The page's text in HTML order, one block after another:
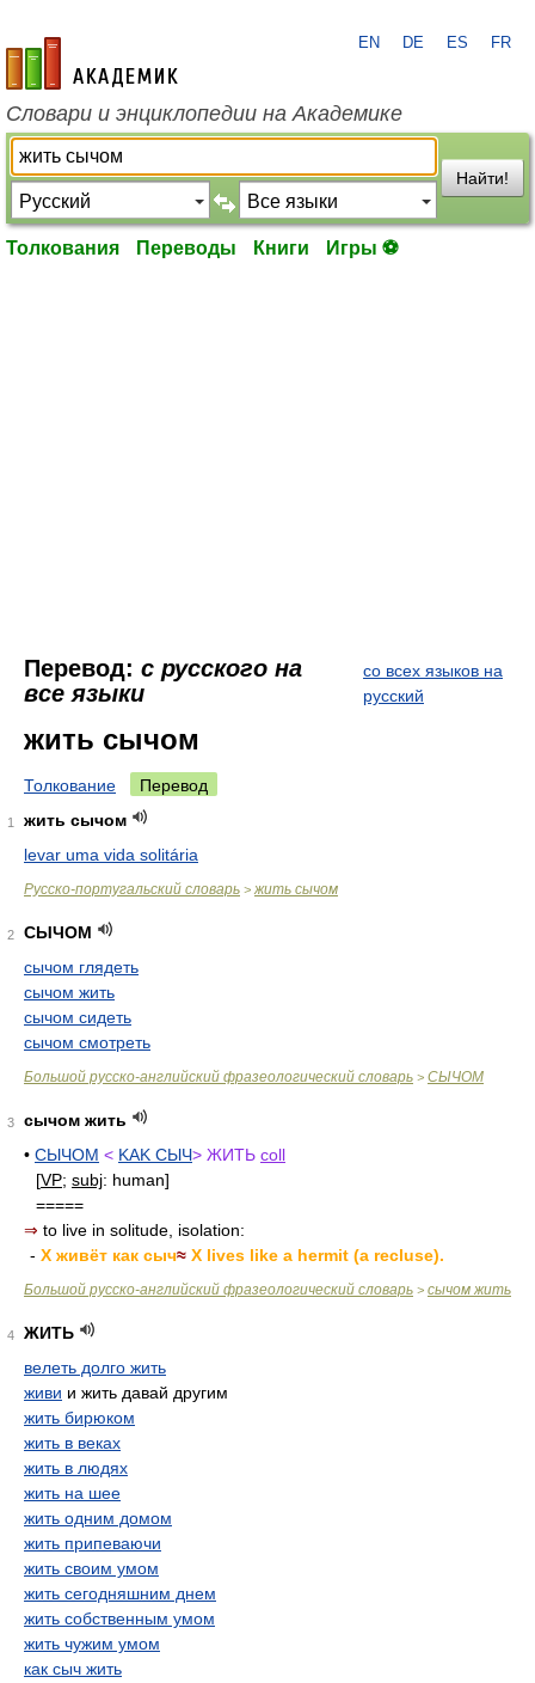
academic.ru
EN DE ES FR
Словари и энциклопедии на Академике
Найти!
Толкования Переводы Книги Игры ⚽
Перевод: с русского на
все языки
со всех языков на
русский
жить сычом
Толкование Перевод
1
жить сычом
levar uma vida solitária
Русско-португальский словарь > жить сычом
2
СЫЧОМ
сычом глядеть
сычом жить
сычом сидеть
сычом смотреть
Большой русско-английский фразеологический словарь > СЫЧОМ
3
сычом жить
• СЫЧОМ < KAK СЫЧ> ЖИТЬ coll
[VP; subj: human]
=====
⇒ to live in solitude, isolation:
- X живёт как сыч≈ X lives like a hermit (a recluse).
Большой русско-английский фразеологический словарь > сычом жить
4
ЖИТЬ
велеть долго жить
живи и жить давай другим
жить бирюком
жить в веках
жить в людях
жить на шее
жить одним домом
жить припеваючи
жить своим умом
жить сегодняшним днем
жить собственным умом
жить чужим умом
как сыч жить